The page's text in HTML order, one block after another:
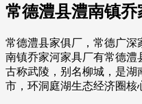
常德澧县澧南镇
常德澧县家俱厂，常德广深
南镇乔家河家具厂有常德澧
古称武陵，别名柳城，是
市，环洞庭湖生态经济圈核